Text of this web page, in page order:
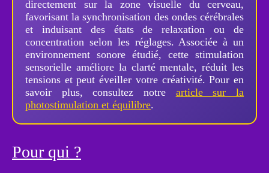
directement sur la zone visuelle du cerveau,
favorisant la synchronisation des ondes cérébrales
et induisant des états de relaxation ou de
concentration selon les réglages. Associée à un
environnement sonore étudié, cette stimulation
sensorielle améliore la clarté mentale, réduit les
tensions et peut éveiller votre créativité. Pour en
savoir plus, consultez notre article sur la
photostimulation et équilibre.
Pour qui ?